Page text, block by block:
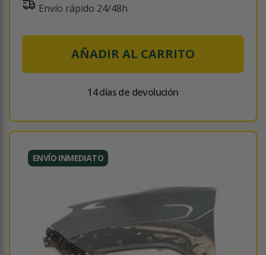
Envío rápido 24/48h
AÑADIR AL CARRITO
14 días de devolución
ENVÍO INMEDIATO